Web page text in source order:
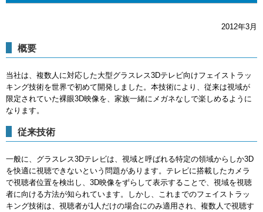
2012年3月
概要
当社は、複数人に対応した大型グラスレス3Dテレビ向けフェイストラッ
キング技術を世界で初めて開発しました。本技術により、従来は視域が
限定されていた裸眼3D映像を、家族一緒にメガネなしで楽しめるように
なります。
従来技術
一般に、グラスレス3Dテレビは、視域と呼ばれる特定の領域からしか3D
を快適に視聴できないという問題があります。テレビに搭載したカメラ
で視聴者位置を検出し、3D映像をずらして表示することで、視域を視聴
者に向ける方法が知られています。しかし、これまでのフェイストラッ
キング技術は、視聴者が1人だけの場合にのみ適用され、複数人で視聴す